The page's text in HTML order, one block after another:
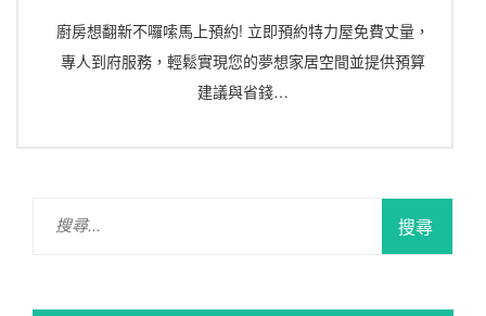
廚房想翻新不囉嗦馬上預約! 立即預約特力屋免費丈量，
專人到府服務，輕鬆實現您的夢想家居空間並提供預算
建議與省錢…